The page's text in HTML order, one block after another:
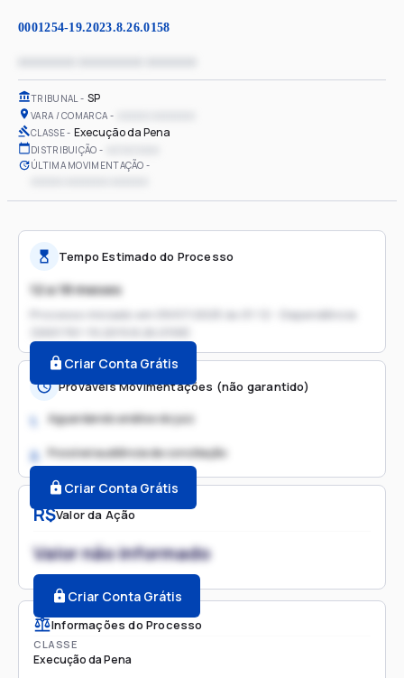
0001254-19.2023.8.26.0158
TRIBUNAL SP
VARA / COMARCA
CLASSE Execução da Pena
DISTRIBUIÇÃO
ÚLTIMA MOVIMENTAÇÃO
R$Valor da Ação
Valor não informado
Criar Conta Grátis
Informações do Processo
CLASSE
Execução da Pena
Tempo Estimado do Processo
12 a 18 meses
Processo iniciado em
09/07/2025 às 01:12 - Dependência
Criar Conta Grátis
Prováveis Movimentações (não garantido)
1. Aguardando análise do juiz
2. Possível audiência de conciliação
Criar Conta Grátis